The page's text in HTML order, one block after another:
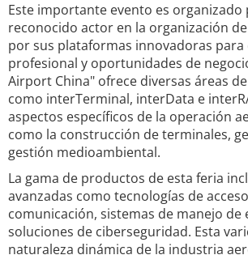
Este importante evento es organizado
reconocido actor en la organización
por sus plataformas innovadoras para
profesional y oportunidades de
Airport China" ofrece diversas áreas
como interTerminal, interData e
aspectos específicos de la operación
como la construcción de terminales,
gestión medioambiental.
La gama de productos de esta feria
avanzadas como tecnologías de
comunicación, sistemas de manejo de
soluciones de ciberseguridad. Esta
naturaleza dinámica de la industria